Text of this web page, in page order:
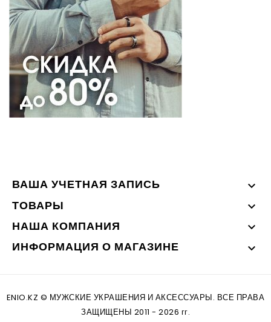
ВАША УЧЕТНАЯ ЗАПИСЬ 
ТОВАРЫ 
НАША КОМПАНИЯ 
ИНФОРМАЦИЯ О МАГАЗИНЕ 
ENIO.KZ © МУЖСКИЕ УКРАШЕНИЯ И АКСЕССУАРЫ. ВСЕ ПРАВА
ЗАЩИЩЕНЫ 2011 - 2026 гг.